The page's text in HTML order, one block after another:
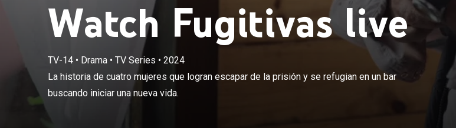
Watch Fugitivas live
TV-14• Drama• TV Series • 2024
La historia de cuatro mujeres que logran escapar de la prisión y se refugian en un bar
buscando iniciar una nueva vida.
La historia de cuatro mujeres que logran escapar de la prisión y se
refugian en un bar buscando iniciar una nueva vida.